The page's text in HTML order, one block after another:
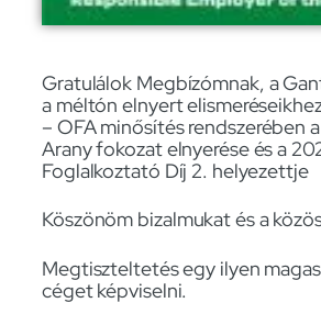
Gratulálok Megbízómnak, a
a méltón elnyert
– OFA minősítés rendszerében
Arany fokozat elnyerése és a
Foglalkoztató Díj 2. helyezettje
Köszönöm bizalmukat és a
Megtiszteltetés egy ilyen
céget képviselni.